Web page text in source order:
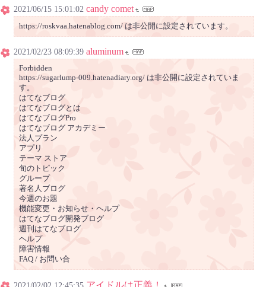
2021/06/15 15:01:02 candy comet
https://roskvaa.hatenablog.com/ は非公開に設定されています。
2021/02/23 08:09:39 aluminum
Forbidden
https://sugarlump-009.hatenadiary.org/ は非公開に設定されていま
す。
はてなブログ
はてなブログとは
はてなブログPro
はてなブログ アカデミー
法人プラン
アプリ
テーマ ストア
旬のトピック
グループ
著名人ブログ
今週のお題
機能変更・お知らせ・ヘルプ
はてなブログ開発ブログ
週刊はてなブログ
ヘルプ
障害情報
FAQ / お問い合
アイドルは正義！